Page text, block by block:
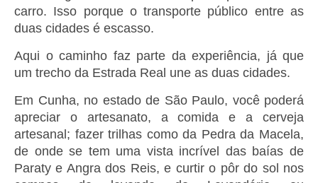
carro. Isso porque o transporte público entre as
duas cidades é escasso.
Aqui o caminho faz parte da experiência, já que
um trecho da Estrada Real une as duas cidades.
Em Cunha, no estado de São Paulo, você poderá
apreciar o artesanato, a comida e a cerveja
artesanal; fazer trilhas como da Pedra da Macela,
de onde se tem uma vista incrível das baías de
Paraty e Angra dos Reis, e curtir o pôr do sol nos